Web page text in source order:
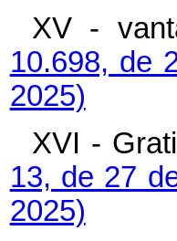
XV -
10.698, de
2025)
XVI -
13, de 27
2025)